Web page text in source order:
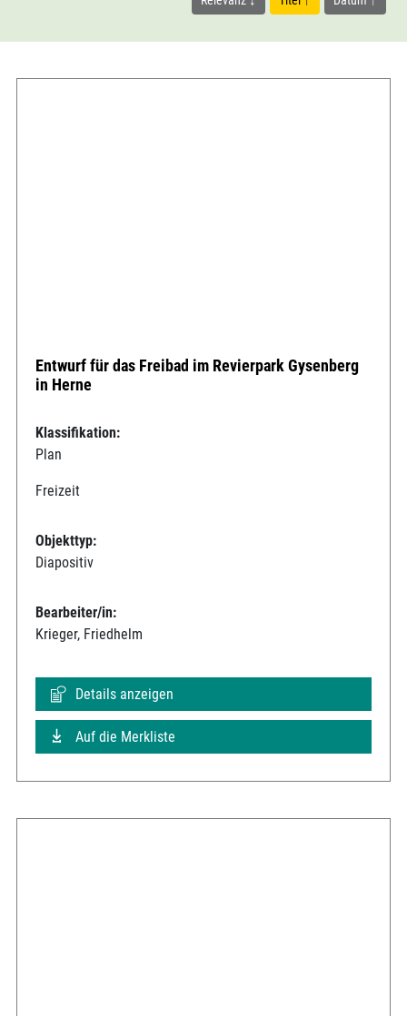
Entwurf für das Freibad im Revierpark Gysenberg
in Herne
Klassifikation:
Plan
Freizeit
Objekttyp:
Diapositiv
Bearbeiter/in:
Krieger, Friedhelm
Details anzeigen
Auf die Merkliste